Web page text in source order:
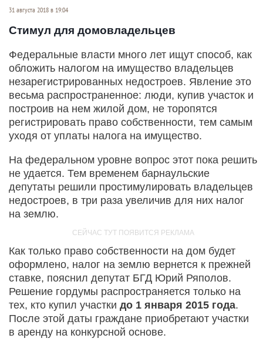
31 августа 2018 в 19:04
Стимул для домовладельцев
Федеральные власти много лет ищут способ, как
обложить налогом на имущество владельцев
незарегистрированных недостроев. Явление это
весьма распространенное: люди, купив участок и
построив на нем жилой дом, не торопятся
регистрировать право собственности, тем самым
уходя от уплаты налога на имущество.
На федеральном уровне вопрос этот пока решить
не удается. Тем временем барнаульские
депутаты решили простимулировать владельцев
недостроев, в три раза увеличив для них налог
на землю.
Как только право собственности на дом будет
оформлено, налог на землю вернется к прежней
ставке, пояснил депутат БГД Юрий Ряполов.
Решение гордумы распространяется только на
тех, кто купил участки до 1 января 2015 года.
После этой даты граждане приобретают участки
в аренду на конкурсной основе.